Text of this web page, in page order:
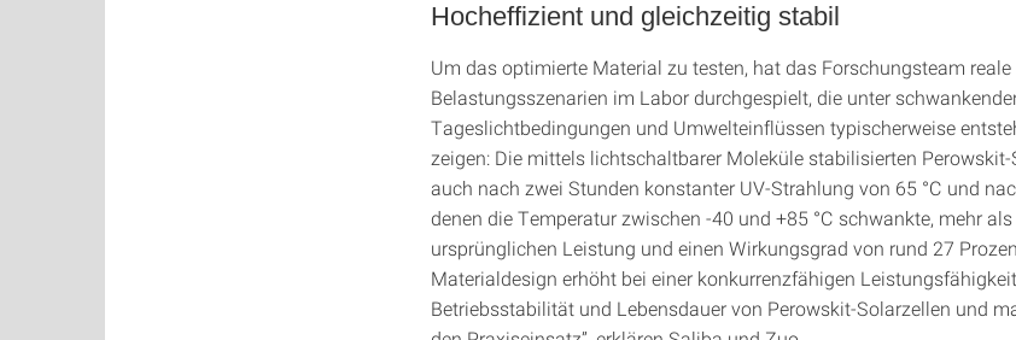
Hocheffizient und gleichzeitig stabil
Um das optimierte Material zu testen, hat das Forschungsteam reale
Belastungsszenarien im Labor durchgespielt, die unter
Tageslichtbedingungen und Umwelteinflüssen typischerweise
zeigen: Die mittels lichtschaltbarer Moleküle stabilisierten Perowskit-
auch nach zwei Stunden konstanter UV-Strahlung von 65 °C und
denen die Temperatur zwischen -40 und +85 °C schwankte, mehr
ursprünglichen Leistung und einen Wirkungsgrad von rund 27
Materialdesign erhöht bei einer konkurrenzfähigen
Betriebsstabilität und Lebensdauer von Perowskit-Solarzellen und